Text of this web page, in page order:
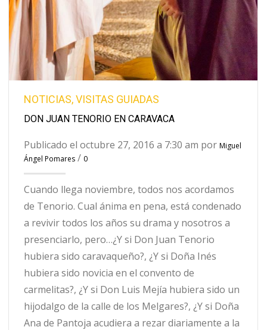
NOTICIAS,VISITAS GUIADAS
DON JUAN TENORIO EN CARAVACA
Publicado el octubre 27, 2016 a 7:30 am por Miguel
Ángel Pomares / 0
Cuando llega noviembre, todos nos acordamos
de Tenorio. Cual ánima en pena, está condenado
a revivir todos los años su drama y nosotros a
presenciarlo, pero…¿Y si Don Juan Tenorio
hubiera sido caravaqueño?, ¿Y si Doña Inés
hubiera sido novicia en el convento de
carmelitas?, ¿Y si Don Luis Mejía hubiera sido un
hijodalgo de la calle de los Melgares?, ¿Y si Doña
Ana de Pantoja acudiera a rezar diariamente a la